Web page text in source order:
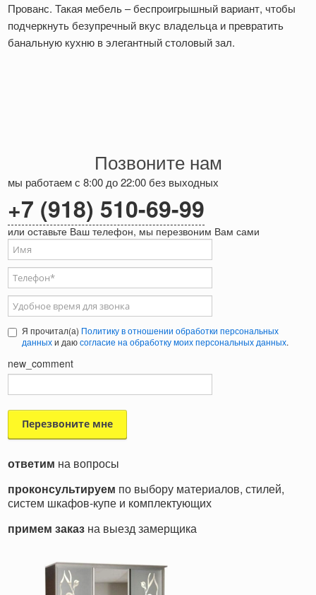
Прованс. Такая мебель – беспроигрышный вариант, чтобы
подчеркнуть безупречный вкус владельца и превратить
банальную кухню в элегантный столовый зал.
Позвоните нам
мы работаем с 8:00 до 22:00 без выходных
+7 (918) 510-69-99
или оставьте Ваш телефон, мы перезвоним Вам сами
Ваше имя
Телефон*
Удобное время для звонка
Я прочитал(а) Политику в отношении обработки персональных
данныхи даюсогласие на обработку моих персональных данных.
new_comment
ответим на вопросы
проконсультируем по выбору материалов, стилей,
систем шкафов-купе и комплектующих
примем заказ на выезд замерщика